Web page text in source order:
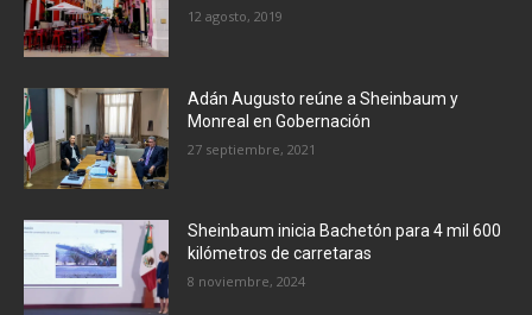
12 agosto, 2019
Adán Augusto reúne a Sheinbaum y
Monreal en Gobernación
27 septiembre, 2021
Sheinbaum inicia Bachetón para 4 mil 600
kilómetros de carretaras
8 noviembre, 2024